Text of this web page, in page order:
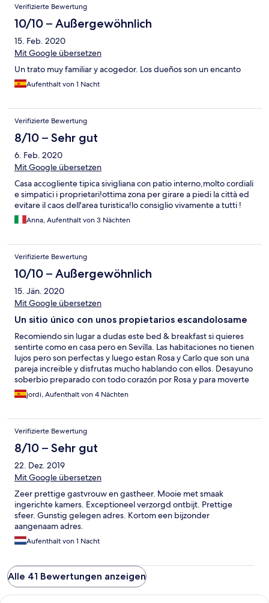
Verifizierte Bewertung
10/10 – Außergewöhnlich
15. Feb. 2020
Mit Google übersetzen
Un trato muy familiar y acogedor. Los dueños son un encanto
Aufenthalt von 1 Nacht
Verifizierte Bewertung
8/10 – Sehr gut
6. Feb. 2020
Mit Google übersetzen
Casa accogliente tipica sivigliana con patio interno,molto cordiali
e simpatici i proprietari!ottima zona per girare a piedi la città ed
evitare il caos dell'area turistica!lo consiglio vivamente a tutti !
Anna, Aufenthalt von 3 Nächten
Verifizierte Bewertung
10/10 – Außergewöhnlich
15. Jän. 2020
Mit Google übersetzen
Un sitio único con unos propietarios escandolosame
Recomiendo sin lugar a dudas este bed & breakfast si quieres
sentirte como en casa pero en Sevilla. Las habitaciones no tienen
lujos pero son perfectas y luego estan Rosa y Carlo que son una
pareja increible y disfrutas mucho hablando con ellos. Desayuno
soberbio preparado con todo corazón por Rosa y para moverte
por Sevilla no puedes salir sin que Carlo te de unos consejos
maravillosos.
jordi, Aufenthalt von 4 Nächten
Verifizierte Bewertung
8/10 – Sehr gut
22. Dez. 2019
Mit Google übersetzen
Zeer prettige gastvrouw en gastheer. Mooie met smaak
ingerichte kamers. Exceptioneel verzorgd ontbijt. Prettige
sfeer. Gunstig gelegen adres. Kortom een bijzonder
aangenaam adres.
Aufenthalt von 1 Nacht
Alle 41 Bewertungen anzeigen